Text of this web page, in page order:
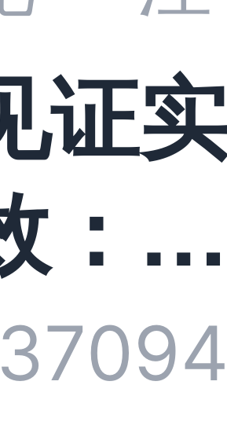
析：
螂科
何以
证实
：螳
科技